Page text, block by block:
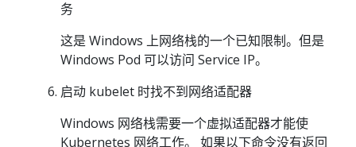
务
这是 Windows 上网络栈的一个已知限制。但是
Windows Pod 可以访问 Service IP。
启动 kubelet 时找不到网络适配器
Windows 网络栈需要一个虚拟适配器才能使
Kubernetes 网络工作。 如果以下命令没有返回